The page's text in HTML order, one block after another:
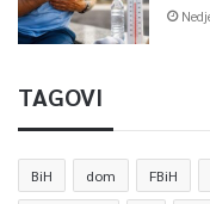
TAGOVI
BiH dom FBiH